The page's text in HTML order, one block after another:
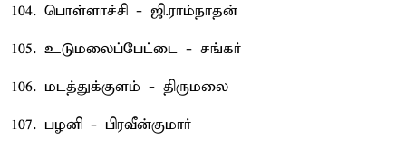
104. பொள்ளாச்சி - ஜி.ராம்நாதன்
105. உடுமலைப்பேட்டை - சங்கர்
106. மடத்துக்குளம் - திருமலை
107. பழனி - பிரவீன்குமார்